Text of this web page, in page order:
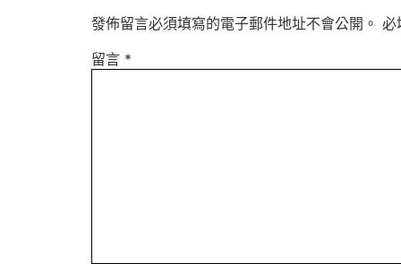
發佈留言必須填寫的電子郵件地址不會公開。 必
留言 *